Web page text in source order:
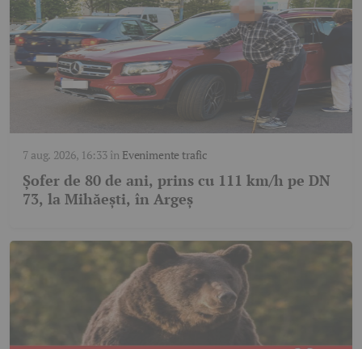
7 aug. 2026, 16:33în Evenimente trafic
Șofer de 80 de ani, prins cu 111 km/h pe DN
73, la Mihăești, în Argeș